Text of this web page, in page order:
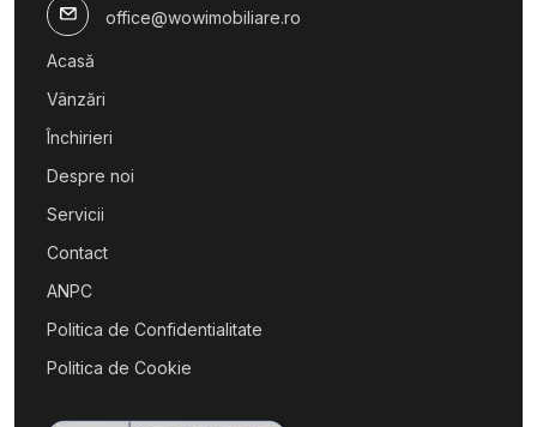
office@wowimobiliare.ro
Acasă
Vânzări
Închirieri
Despre noi
Servicii
Contact
ANPC
Politica de Confidentialitate
Politica de Cookie